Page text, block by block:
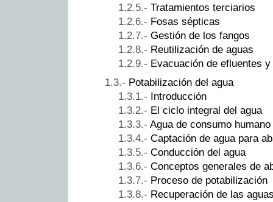
Tratamientos terciarios
Fosas sépticas
Gestión de los fangos
Reutilización de aguas
Evacuación de efluentes
Potabilización del agua
Introducción
El ciclo integral del agua
Agua de consumo humano
Captación de agua para
Conducción del agua
Conceptos generales de
Proceso de potabilización
Recuperación de las